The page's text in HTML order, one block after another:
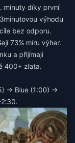
minuty díky první
výhodu
bez odporu.
73% míru výher.
a přijímají
400+ zlata.
→ Blue (1:00) →